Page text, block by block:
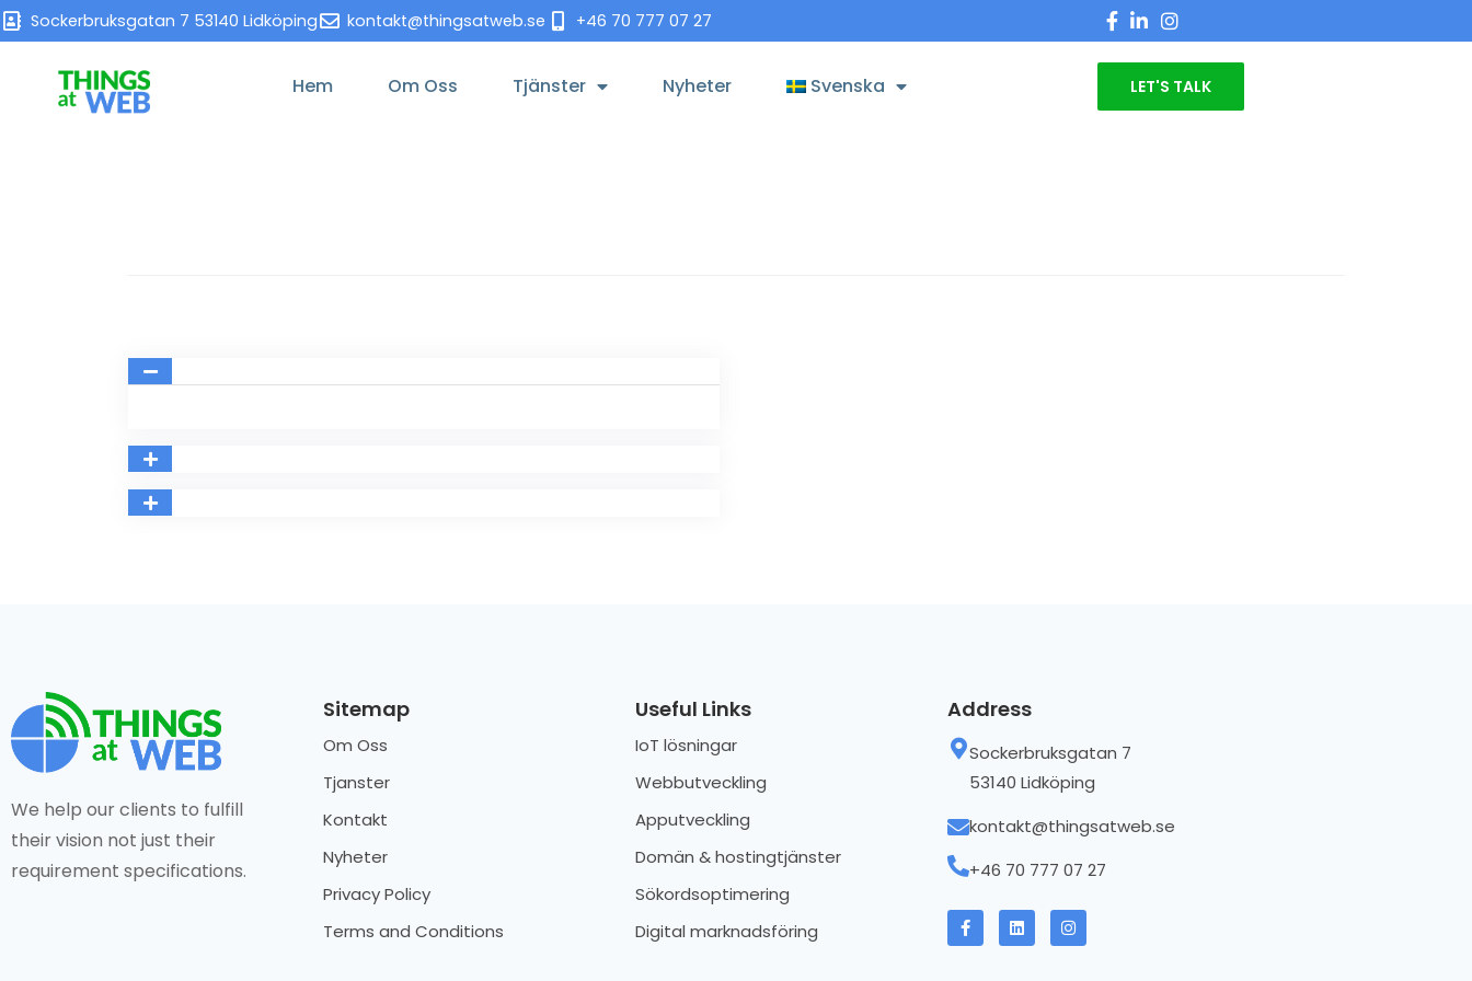
Sockerbruksgatan 7 53140 Lidköping kontakt@thingsatweb.se +46 70 777 07 27
Hem Om Oss Tjänster Nyheter Svenska LET'S TALK
We help our clients to fulfill
their vision not just their
requirement specifications.
Sitemap
Om Oss
Tjanster
Kontakt
Nyheter
Privacy Policy
Terms and Conditions
Useful Links
IoT lösningar
Webbutveckling
Apputveckling
Domän & hostingtjänster
Sökordsoptimering
Digital marknadsföring
Address
Sockerbruksgatan 7
53140 Lidköping
kontakt@thingsatweb.se
+46 70 777 07 27